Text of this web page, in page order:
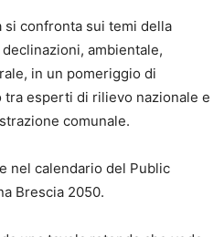
si confronta sui temi della
ambientale,
in un pomeriggio di
esperti di rilievo nazionale e
comunale.
nel calendario del Public
Brescia 2050.